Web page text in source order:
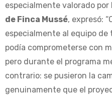
especialmente valorado por
de Finca Mussé, expresó:
especialmente al equipo de
podía comprometerse con
pero durante el programa
contrario: se pusieron la
genuinamente que el